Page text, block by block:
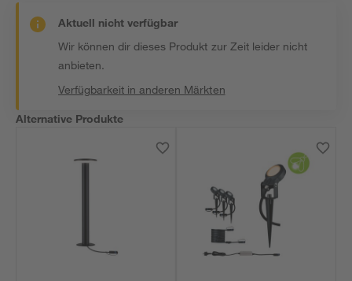
Aktuell nicht verfügbar
Wir können dir dieses Produkt zur Zeit leider nicht
anbieten.
Verfügbarkeit in anderen Märkten
Alternative Produkte